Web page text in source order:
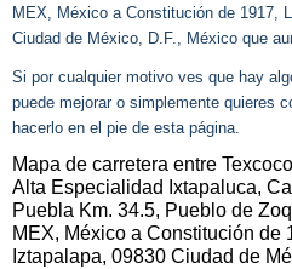
MEX, México a Constitución de 1917,
Ciudad de México, D.F., México que
Si por cualquier motivo ves que hay
puede mejorar o simplemente quieres
hacerlo en el pie de esta página.
Mapa de carretera entre
Alta Especialidad Ixtapaluca,
Puebla Km. 34.5, Pueblo de
MEX, México a Constitución de
Iztapalapa, 09830 Ciudad de